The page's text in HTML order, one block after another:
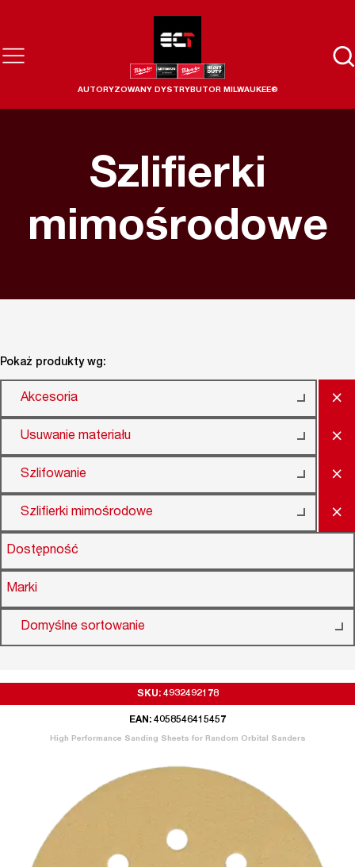
AUTORYZOWANY DYSTRYBUTOR MILWAUKEE®
Szlifierki
mimośrodowe
Pokaż produkty wg:
Akcesoria ×
Usuwanie materiału ×
Szlifowanie ×
Szlifierki mimośrodowe ×
Dostępność
Marki
Domyślne sortowanie
SKU: 4932492178
EAN: 4058546415457
High Performance Sanding Sheets for Random Orbital Sanders